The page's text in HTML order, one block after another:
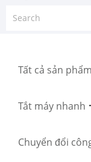
Tất cả sản phẩm
Tắt máy nhanh
Chuyển đổi